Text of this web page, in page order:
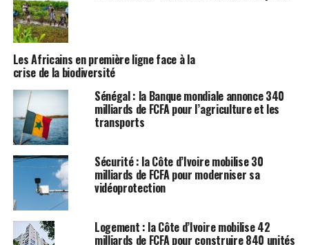
Les Africains en première ligne face à la
crise de la biodiversité
Sénégal : la Banque mondiale annonce 340
milliards de FCFA pour l’agriculture et les
transports
Sécurité : la Côte d’Ivoire mobilise 30
milliards de FCFA pour moderniser sa
vidéoprotection
Logement : la Côte d’Ivoire mobilise 42
milliards de FCFA pour construire 840 unités